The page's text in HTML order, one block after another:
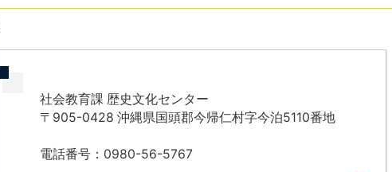
社会教育課 歴史文化センター
〒905-0428 沖縄県国頭郡今帰仁村字今泊5110番地
電話番号：0980-56-5767